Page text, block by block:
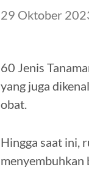
29 Oktober
60 Jenis
yang juga
obat.
Hingga saat ini,
menyembuhkan